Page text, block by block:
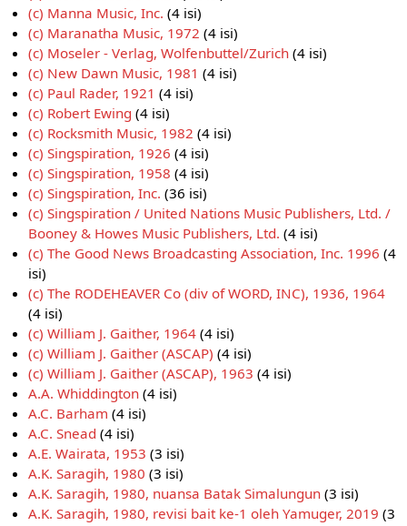
(c) Manna Music, Inc. (4 isi)
(c) Maranatha Music, 1972 (4 isi)
(c) Moseler - Verlag, Wolfenbuttel/Zurich (4 isi)
(c) New Dawn Music, 1981 (4 isi)
(c) Paul Rader, 1921 (4 isi)
(c) Robert Ewing (4 isi)
(c) Rocksmith Music, 1982 (4 isi)
(c) Singspiration, 1926 (4 isi)
(c) Singspiration, 1958 (4 isi)
(c) Singspiration, Inc. (36 isi)
(c) Singspiration / United Nations Music Publishers, Ltd. /
Booney & Howes Music Publishers, Ltd. (4 isi)
(c) The Good News Broadcasting Association, Inc. 1996 (4
isi)
(c) The RODEHEAVER Co (div of WORD, INC), 1936, 1964
(4 isi)
(c) William J. Gaither, 1964 (4 isi)
(c) William J. Gaither (ASCAP) (4 isi)
(c) William J. Gaither (ASCAP), 1963 (4 isi)
A.A. Whiddington (4 isi)
A.C. Barham (4 isi)
A.C. Snead (4 isi)
A.E. Wairata, 1953 (3 isi)
A.K. Saragih, 1980 (3 isi)
A.K. Saragih, 1980, nuansa Batak Simalungun (3 isi)
A.K. Saragih, 1980, revisi bait ke-1 oleh Yamuger, 2019 (3